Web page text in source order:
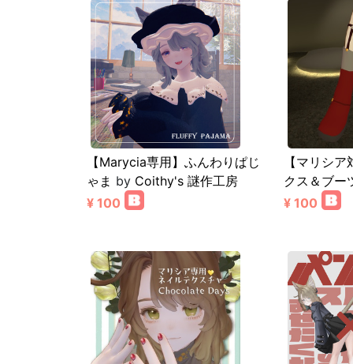
【Marycia専用】ふんわりぱじ
ゃま by Coithy's 謎作工房
¥ 100
【マリシ
クス＆ブー
¥ 100